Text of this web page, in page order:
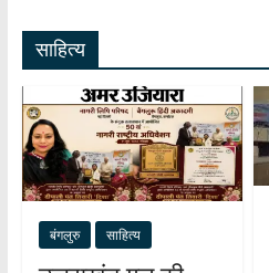
A
p
p
o
k
m
e
dI
n
साहित्य
बंगलुरु साहित्य